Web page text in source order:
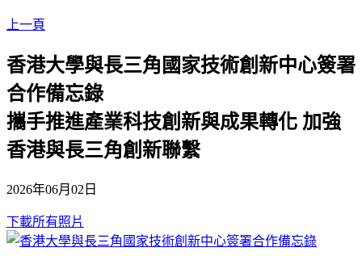
上一頁
香港大學與長三角國家技術創新中心簽署
合作備忘錄
攜手推進產業科技創新與成果轉化 加強
香港與長三角創新聯繫
2026年06月02日
下載所有照片